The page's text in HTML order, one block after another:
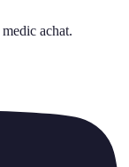
medic achat.